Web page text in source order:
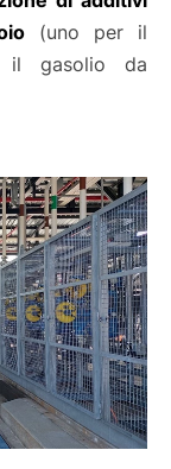
(uno per il
il gasolio da